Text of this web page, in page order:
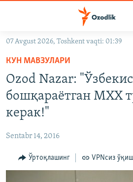
Асосий
навигацияга
ўтинг
Қидиришга
ўтинг
OZODVIDEO
OZODARXIV
На русском
ИЖТИМОИЙ ТАРМОҚЛАР
07 Avgust 2026, Toshkent vaqti: 01:39
КУН МАВЗУЛАРИ
Ozod Nazar:
бошқараëтган МХХ
керак!"
Sentabr 14, 2016
Ўртоқлашинг VPNсиз ўқиш